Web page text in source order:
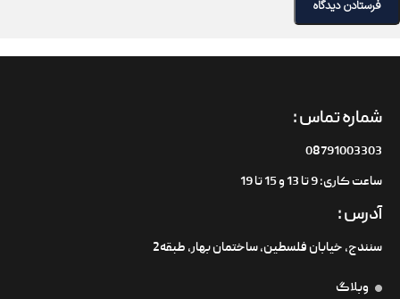
شماره تماس :
08791003303
ساعت کاری: 9 تا 13 و 15 تا 19
آدرس :
سنندج، خیابان فلسطین،‌ ساختمان بهار، طبقه2
وبلاگ